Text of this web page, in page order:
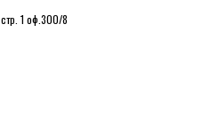
1 оф.300/8